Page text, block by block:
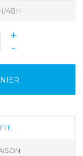
48H
+
-